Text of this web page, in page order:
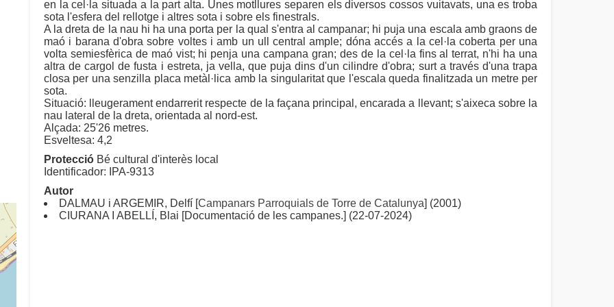
en la cel·la situada a la part alta. Unes motllures separen els diversos cossos vuitavats, una es troba
sota l'esfera del rellotge i altres sota i sobre els finestrals.
A la dreta de la nau hi ha una porta per la qual s'entra al campanar; hi puja una escala amb graons de
maó i barana d'obra sobre voltes i amb un ull central ample; dóna accés a la cel·la coberta per una
volta semiesfèrica de maó vist; hi penja una campana gran; des de la cel·la fins al terrat, n'hi ha una
altra de cargol de fusta i estreta, ja vella, que puja dins d'un cilindre d'obra; surt a través d'una trapa
closa per una senzilla placa metàl·lica amb la singularitat que l'escala queda finalitzada un metre per
sota.
Situació: lleugerament endarrerit respecte de la façana principal, encarada a llevant; s'aixeca sobre la
nau lateral de la dreta, orientada al nord-est.
Alçada: 25'26 metres.
Esveltesa: 4,2
Protecció Bé cultural d'interès local
Identificador: IPA-9313
Autor
DALMAU i ARGEMIR, Delfí [Campanars Parroquials de Torre de Catalunya] (2001)
CIURANA I ABELLÍ, Blai [Documentació de les campanes.] (22-07-2024)